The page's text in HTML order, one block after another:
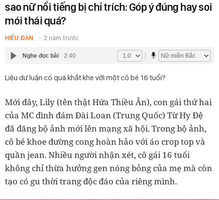
sao nữ nổi tiếng bị chỉ trích: Góp ý đúng hay soi
mói thái quá?
HIỂU ĐAN 2 năm trước
Nghe đọc bài 2:40
Liệu dư luận có quá khắt khe với một cô bé 16 tuổi?
Mới đây, Lily (tên thật Hứa Thiều Ân), con gái thứ hai
của MC đình đám Đài Loan (Trung Quốc) Từ Hy Đệ
đã đăng bộ ảnh mới lên mạng xã hội. Trong bộ ảnh,
cô bé khoe đường cong hoàn hảo với áo crop top và
quần jean. Nhiều người nhận xét, cô gái 16 tuổi
không chỉ thừa hưởng gen nóng bỏng của mẹ mà còn
tạo có gu thời trang độc đáo của riêng mình.